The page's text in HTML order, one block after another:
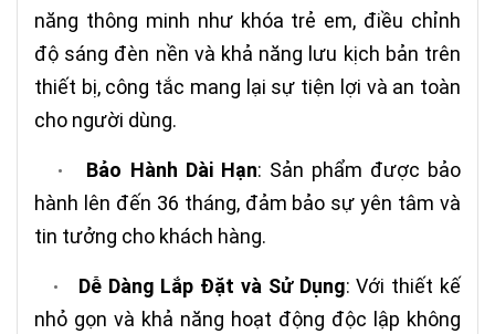
năng thông minh như khóa trẻ em, điều chỉnh
độ sáng đèn nền và khả năng lưu kịch bản trên
thiết bị, công tắc mang lại sự tiện lợi và an toàn
cho người dùng.
• Bảo Hành Dài Hạn: Sản phẩm được bảo
hành lên đến 36 tháng, đảm bảo sự yên tâm và
tin tưởng cho khách hàng.
• Dễ Dàng Lắp Đặt và Sử Dụng: Với thiết kế
nhỏ gọn và khả năng hoạt động độc lập không